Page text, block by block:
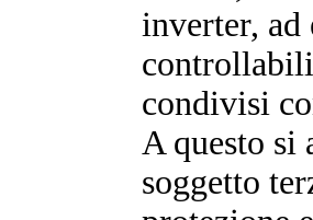
inverter, ad
condivisi
A questo si
soggetto